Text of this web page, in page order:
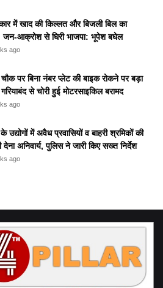
में खाद की किल्लत और बिजली बिल का
जन-आक्रोश से घिरी भाजपा: भूपेश बघेल
ago
पर बिना नंबर प्लेट की बाइक रोकने पर बड़ा
से चोरी हुई मोटरसाइकिल बरामद
ago
उद्योगों में अवैध प्रवासियों व बाहरी श्रमिकों की
देना अनिवार्य, पुलिस ने जारी किए सख्त निर्देश
ago